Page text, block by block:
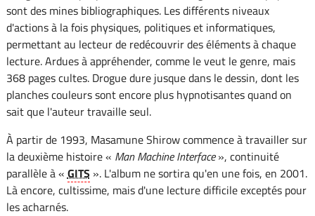
sont des mines bibliographiques. Les différents niveaux
d'actions à la fois physiques, politiques et informatiques,
permettant au lecteur de redécouvrir des éléments à chaque
lecture. Ardues à appréhender, comme le veut le genre, mais
368 pages cultes. Drogue dure jusque dans le dessin, dont les
planches couleurs sont encore plus hypnotisantes quand on
sait que l'auteur travaille seul.
À partir de 1993, Masamune Shirow commence à travailler sur
la deuxième histoire « Man Machine Interface», continuité
parallèle à « GITS ». L'album ne sortira qu'en une fois, en 2001.
Là encore, cultissime, mais d'une lecture difficile exceptés pour
les acharnés.